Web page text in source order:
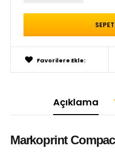
Favorilere Ekle:
Açıklama
Markoprint